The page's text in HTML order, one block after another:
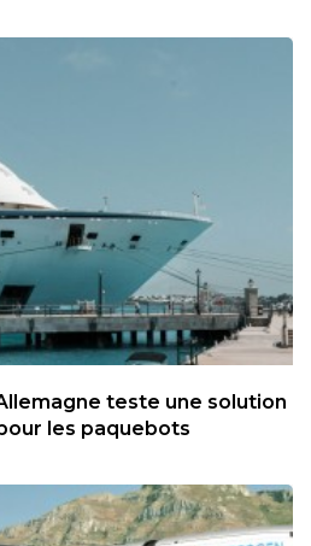
teste une solution
les paquebots